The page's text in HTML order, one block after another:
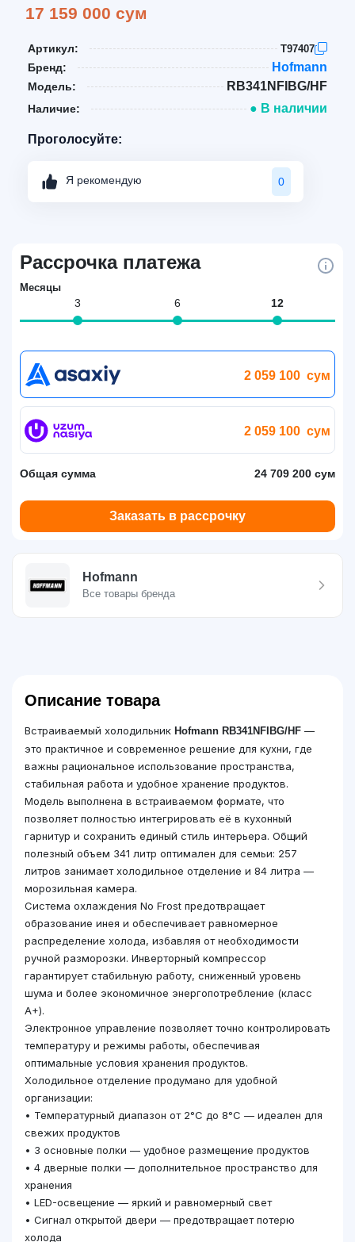
17 159 000 сум
Артикул: T97407
Бренд: Hofmann
Модель: RB341NFIBG/HF
Наличие: ● В наличии
Проголосуйте:
Я рекомендую 0
Рассрочка платежа
Месяцы
3 6 12
2 059 100 сум
2 059 100 сум
Общая сумма 24 709 200 сум
Заказать в рассрочку
Hofmann
Все товары бренда
Описание товара
Встраиваемый холодильник Hofmann RB341NFIBG/HF —
это практичное и современное решение для кухни, где
важны рациональное использование пространства,
стабильная работа и удобное хранение продуктов.
Модель выполнена в встраиваемом формате, что
позволяет полностью интегрировать её в кухонный
гарнитур и сохранить единый стиль интерьера. Общий
полезный объем 341 литр оптимален для семьи: 257
литров занимает холодильное отделение и 84 литра —
морозильная камера.
Система охлаждения No Frost предотвращает
образование инея и обеспечивает равномерное
распределение холода, избавляя от необходимости
ручной разморозки. Инверторный компрессор
гарантирует стабильную работу, сниженный уровень
шума и более экономичное энергопотребление (класс
A+).
Электронное управление позволяет точно контролировать
температуру и режимы работы, обеспечивая
оптимальные условия хранения продуктов.
Холодильное отделение продумано для удобной
организации:
• Температурный диапазон от 2°C до 8°C — идеален для
свежих продуктов
• 3 основные полки — удобное размещение продуктов
• 4 дверные полки — дополнительное пространство для
хранения
• LED-освещение — яркий и равномерный свет
• Сигнал открытой двери — предотвращает потерю
холода